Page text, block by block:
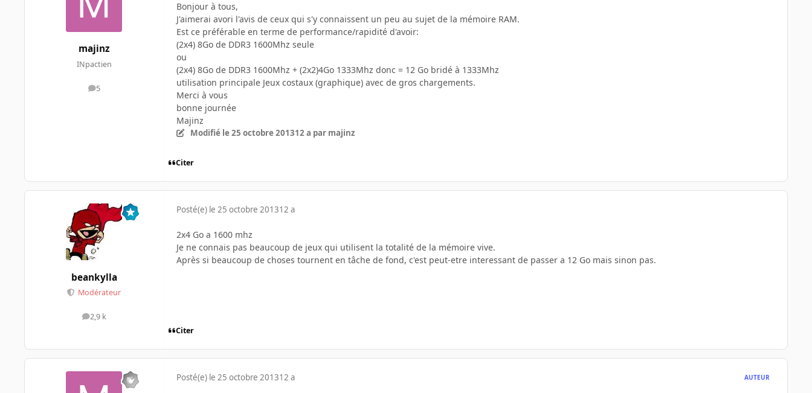
majinz
INpactien
5
messages
Bonjour à tous,
J'aimerai avori l'avis de ceux qui s'y connaissent un peu au sujet de la mémoire RAM.
Est ce préférable en terme de performance/rapidité d'avoir:
(2x4) 8Go de DDR3 1600Mhz seule
ou
(2x4) 8Go de DDR3 1600Mhz + (2x2)4Go 1333Mhz donc = 12 Go bridé à 1333Mhz
utilisation principale Jeux costaux (graphique) avec de gros chargements.
Merci à vous
bonne journée
Majinz
Modifié le 25 octobre 201312 a par majinz
Citer
beankylla
Modérateur
2,9 k
messages
Posté(e) le 25 octobre 201312 a
2x4 Go a 1600 mhz
Je ne connais pas beaucoup de jeux qui utilisent la totalité de la mémoire vive.
Après si beaucoup de choses tournent en tâche de fond, c'est peut-etre interessant de passer a 12 Go mais sinon pas.
Citer
Posté(e) le 25 octobre 201312 a AUTEUR